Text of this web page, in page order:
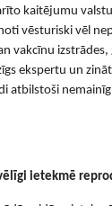
kaitējumu
vēsturiski vēl
vakcīnu izstrādes,
ekspertu un
atbilstoši
ietekmē